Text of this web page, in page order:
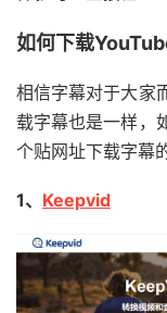
如何下载
相信字幕对于大家
载字幕也是一样，
个贴网址下载字幕
1、 Keepvid